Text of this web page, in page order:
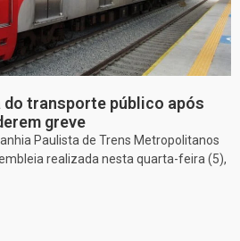
do transporte público após
greve
Paulista de Trens Metropolitanos
realizada nesta quarta-feira (5),